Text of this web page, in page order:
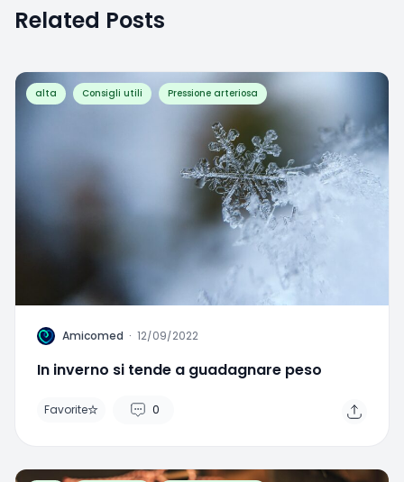
Related Posts
alta Consigli utili Pressione arteriosa
A Amicomed · 12/09/2022
In inverno si tende a guadagnare peso
Favorite 0